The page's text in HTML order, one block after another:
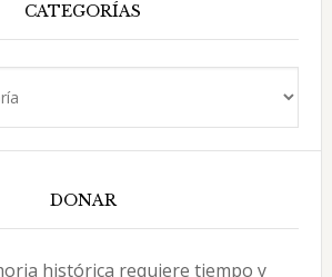
CATEGORÍAS
DONAR
histórica requiere tiempo y